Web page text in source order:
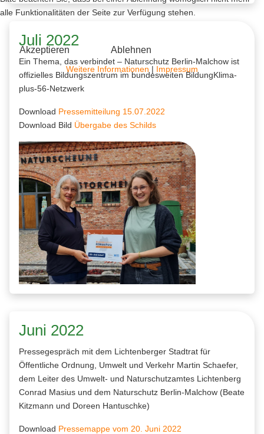
Juli 2022
Ein Thema, das verbindet – Naturschutz Berlin-Malchow ist
offizielles Bildungszentrum im bundesweiten BildungKlima-
plus-56-Netzwerk
Download Pressemitteilung 15.07.2022
Download Bild Übergabe des Schilds
Juni 2022
Pressegespräch mit dem Lichtenberger Stadtrat für
Öffentliche Ordnung, Umwelt und Verkehr Martin Schaefer,
dem Leiter des Umwelt- und Naturschutzamtes Lichtenberg
Conrad Masius und dem Naturschutz Berlin-Malchow (Beate
Kitzmann und Doreen Hantuschke)
Download Pressemappe vom 20. Juni 2022
alle Funktionalitäten der Seite zur Verfügung stehen.
Akzeptieren Ablehnen
Weitere Informationen | Impressum